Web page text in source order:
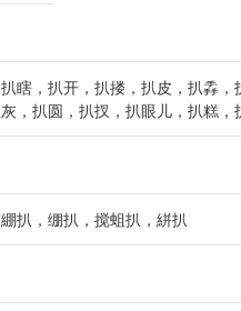
瞎，扒开，扒搂，扒皮，扒掱，
，扒圆，扒扠，扒眼儿，扒糕
扒，绷扒，搅蛆扒，絣扒